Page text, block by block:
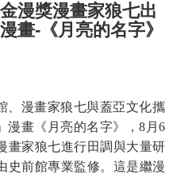
漫獎漫畫家狼七出
畫-《月亮的名字》
、漫畫家狼七與蓋亞文化攜
漫畫《月亮的名字》，8月6
畫家狼七進行田調與大量研
史前館專業監修。這是繼漫